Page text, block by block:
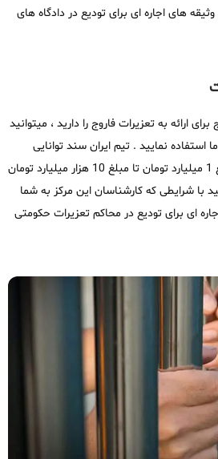
های اجاره ای برای تودیع در دادگاه های
ارائه به تعزیرات فاروج را دارید ، میتوانید
استفاده نمایید . تیم ایران سند توانایی
تامین وثیقه اجاره ای از مبلغ 1 میلیارد تومان تا مبلغ 10 هزار میلیارد تومان
با شرایطی که کارشناسان این مرکز به شما
ای برای تودیع در محاکم تعزیرات حکومتی